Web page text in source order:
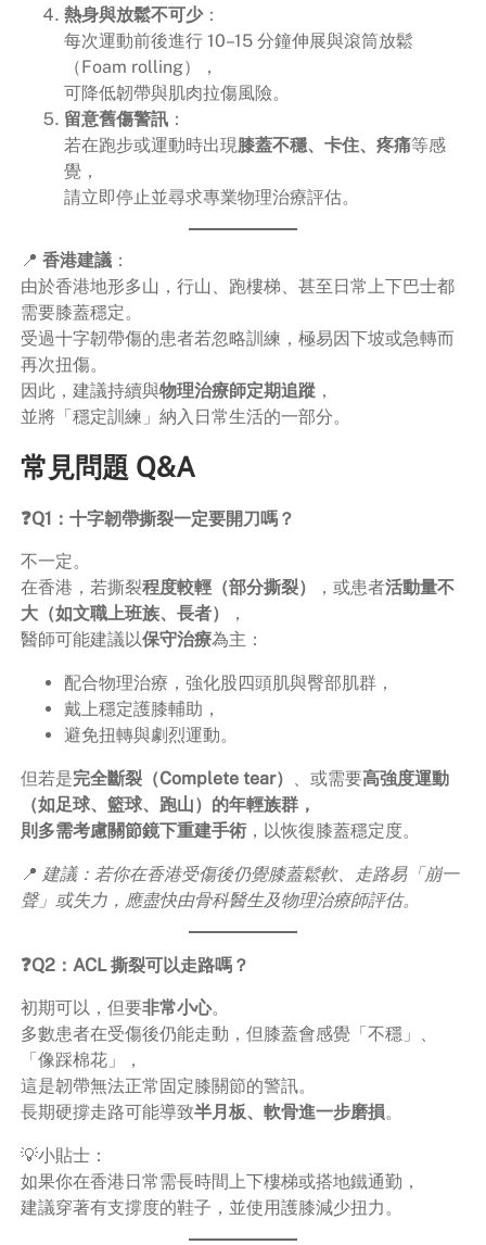
熱身與放鬆不可少：
每次運動前後進行 10–15 分鐘伸展與滾筒放鬆
（Foam rolling），
可降低韌帶與肌肉拉傷風險。
留意舊傷警訊：
若在跑步或運動時出現膝蓋不穩、卡住、疼痛等感
覺，
請立即停止並尋求專業物理治療評估。
📍 香港建議：
由於香港地形多山，行山、跑樓梯、甚至日常上下巴士都
需要膝蓋穩定。
受過十字韌帶傷的患者若忽略訓練，極易因下坡或急轉而
再次扭傷。
因此，建議持續與物理治療師定期追蹤，
並將「穩定訓練」納入日常生活的一部分。
常見問題 Q&A
❓Q1：十字韌帶撕裂一定要開刀嗎？
不一定。
在香港，若撕裂程度較輕（部分撕裂） ，或患者活動量不
大（如文職上班族、長者）
，
醫師可能建議以保守治療為主：
配合物理治療，強化股四頭肌與臀部肌群，
戴上穩定護膝輔助，
避免扭轉與劇烈運動。
但若是完全斷裂（Complete tear） 、或需要高強度運動
（如足球、籃球、跑山）的年輕族群，
則多需考慮關節鏡下重建手術，以恢復膝蓋穩定度。
📍 建議：若你在香港受傷後仍覺膝蓋鬆軟、走路易「崩一
聲」或失力，應盡快由骨科醫生及物理治療師評估。
❓Q2：ACL 撕裂可以走路嗎？
初期可以，但要非常小心。
多數患者在受傷後仍能走動，但膝蓋會感覺「不穩」、
「像踩棉花」，
這是韌帶無法正常固定膝關節的警訊。
長期硬撐走路可能導致半月板、軟骨進一步磨損。
💡小貼士：
如果你在香港日常需長時間上下樓梯或搭地鐵通勤，
建議穿著有支撐度的鞋子，並使用護膝減少扭力。